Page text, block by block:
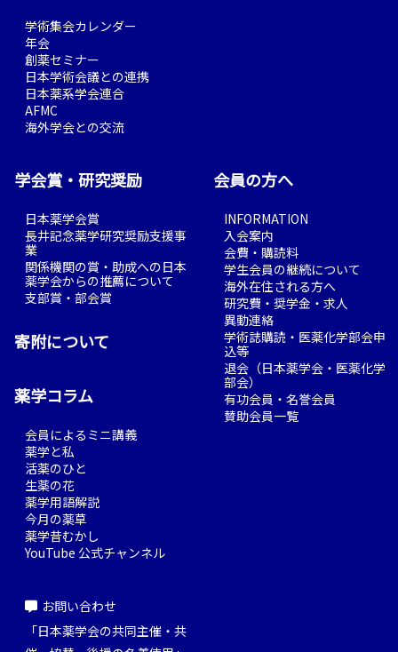
学術集会カレンダー
年会
創薬セミナー
日本学術会議との連携
日本薬系学会連合
AFMC
海外学会との交流
学会賞・研究奨励
日本薬学会賞
長井記念薬学研究奨励支援事
業
関係機関の賞・助成への日本
薬学会からの推薦について
支部賞・部会賞
寄附について
薬学コラム
会員によるミニ講義
薬学と私
活薬のひと
生薬の花
薬学用語解説
今月の薬草
薬学昔むかし
YouTube 公式チャンネル
会員の方へ
INFORMATION
入会案内
会費・購読料
学生会員の継続について
海外在住される方へ
研究費・奨学金・求人
異動連絡
学術誌購読・医薬化学部会申
込等
退会（日本薬学会・医薬化学
部会）
有功会員・名誉会員
賛助会員一覧
お問い合わせ
「日本薬学会の共同主催・共